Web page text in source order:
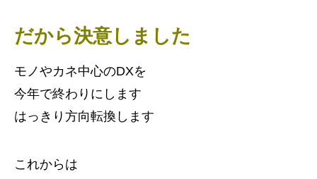
だから決意しました
モノやカネ中心のDXを
今年で終わりにします
はっきり方向転換します
これからは